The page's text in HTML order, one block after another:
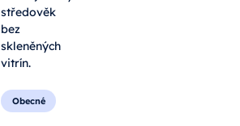
středověk
bez
skleněných
vitrín.
Obecné